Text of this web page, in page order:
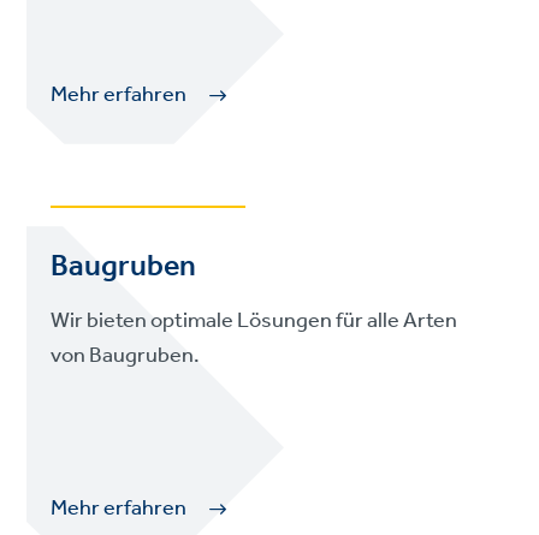
Mehr erfahren
Baugruben
Wir bieten optimale Lösungen für alle Arten
von Baugruben.
Mehr erfahren